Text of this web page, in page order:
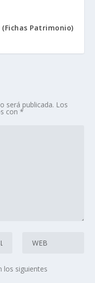
(Fichas Patrimonio)
será publicada. Los
con*
los siguientes